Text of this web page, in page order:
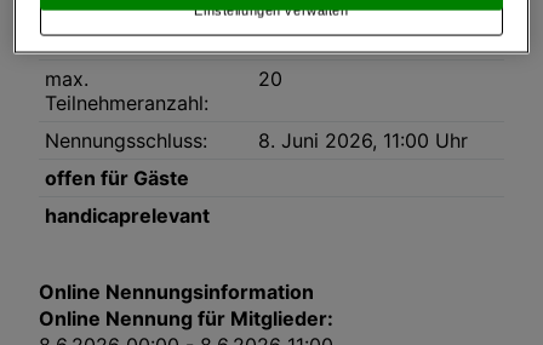
Rundenanzahl:
1
max.
Teilnehmeranzahl:
20
Nennungsschluss:
8. Juni 2026, 11:00 Uhr
offen für Gäste
handicaprelevant
Online Nennungsinformation
Online Nennung für Mitglieder:
das Risiko, dass Ihre Daten dem Zugriff durch US-Behörden zu Kontroll- und
Überwachungszwecken unterliegen und dagegen keine wirksamen
Rechtsbehelfe zur Verfügung stehen.
Mit Klick auf „Zustimmen & fortfahren“ willigen Sie in die Verwendung
In den Einstellungen können Sie jederzeit Ihre Präferenzen verwalten und
Widerspruch gegen die Verarbeitung auf der Grundlage berechtigter
Interessen einlegen. Klicken Sie dazu auf „Cookie Einstellungen“, die sich auf
Link zur Datenschutzrichtlinie
Wir und unsere Partner verarbeiten Daten, um
Einstellungen verwalten